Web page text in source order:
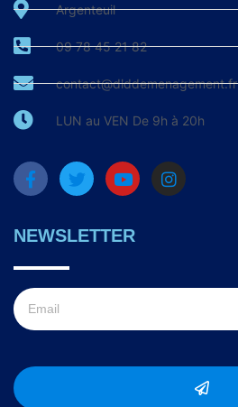
Argenteuil
09 78 45 21 82
contact@dlddemenagement.fr
LUN au VEN De 9h à 20h
NEWSLETTER